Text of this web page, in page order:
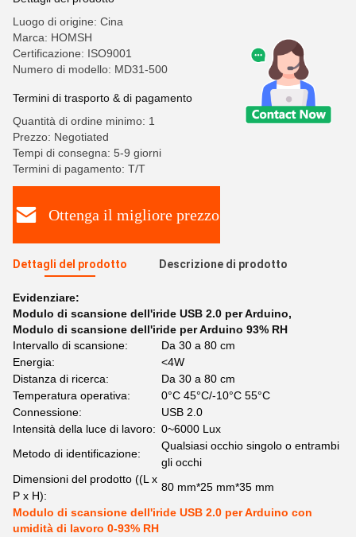
Luogo di origine: Cina
Marca: HOMSH
Certificazione: ISO9001
Numero di modello: MD31-500
Termini di trasporto & di pagamento
Quantità di ordine minimo: 1
Prezzo: Negotiated
Tempi di consegna: 5-9 giorni
Termini di pagamento: T/T
Ottenga il migliore prezzo
Dettagli del prodotto Descrizione di prodotto
Evidenziare:
Modulo di scansione dell'iride USB 2.0 per Arduino,
Modulo di scansione dell'iride per Arduino 93% RH
Intervallo di scansione:
Da 30 a 80 cm
Energia:
<4W
Distanza di ricerca:
Da 30 a 80 cm
Temperatura operativa:
0°C 45°C/-10°C 55°C
Connessione:
USB 2.0
Intensità della luce di lavoro: 0~6000 Lux
Metodo di identificazione:
Qualsiasi occhio singolo o entrambi
gli occhi
Dimensioni del prodotto ((L x
P x H):
80 mm*25 mm*35 mm
Modulo di scansione dell'iride USB 2.0 per Arduino con
umidità di lavoro 0-93% RH